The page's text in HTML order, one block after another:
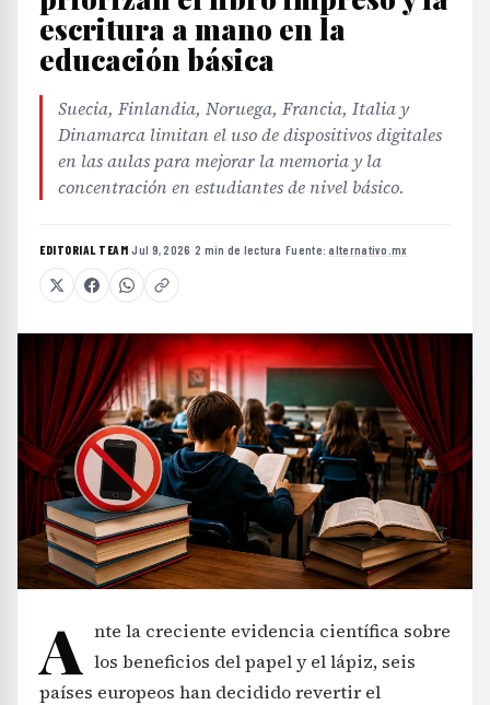
escritura a mano en la
educación básica
Suecia, Finlandia, Noruega, Francia, Italia y
Dinamarca limitan el uso de dispositivos digitales
en las aulas para mejorar la memoria y la
concentración en estudiantes de nivel básico.
EDITORIAL TEAM·Jul 9, 2026 ·2 min de lectura ·Fuente:alternativo.mx
A nte la creciente evidencia científica sobre
los beneficios del papel y el lápiz, seis
países europeos han decidido revertir el